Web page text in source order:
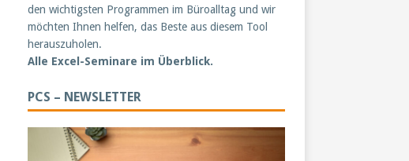
den wichtigsten Programmen im Büroalltag und wir
möchten Ihnen helfen, das Beste aus diesem Tool
herauszuholen.
Alle Excel-Seminare im Überblick.
PCS – NEWSLETTER